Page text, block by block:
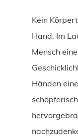
Kein
Hand. Im
Mensch
Händen